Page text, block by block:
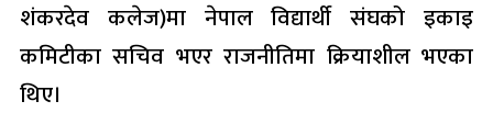
शंकरदेव कलेज)मा नेपाल विद्यार्थी संघको इकाइ
कमिटीका सचिव भएर राजनीतिमा क्रियाशील भएका
थिए।